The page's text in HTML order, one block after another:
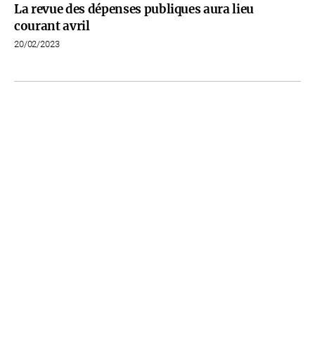
La revue des dépenses publiques aura lieu
courant avril
20/02/2023